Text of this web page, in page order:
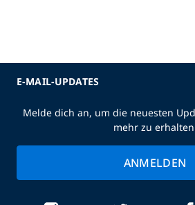
E-MAIL-UPDATES
Melde dich an, um die neuesten
mehr zu
ANMELDEN